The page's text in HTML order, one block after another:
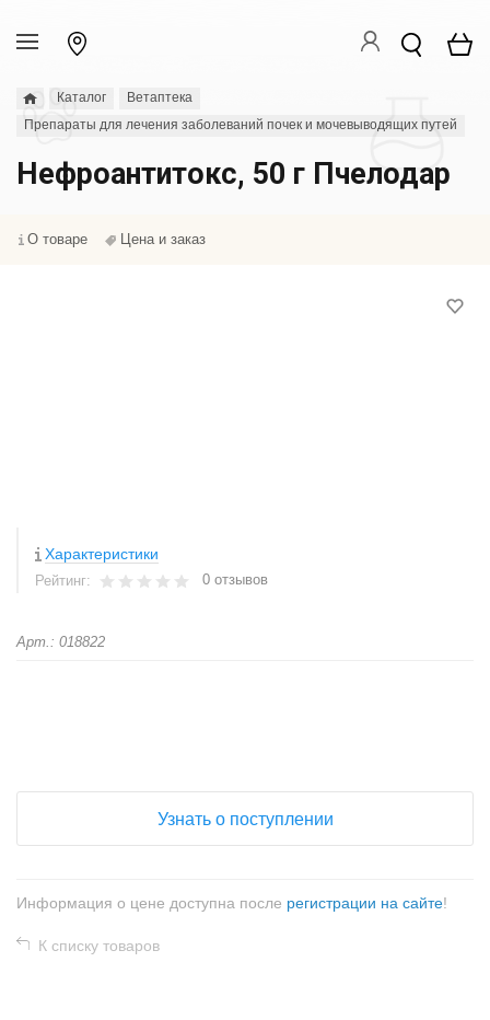
Каталог
Ветаптека
Препараты для лечения заболеваний почек и мочевыводящих путей
Нефроантитокс, 50 г Пчелодар
О товаре Цена и заказ
Характеристики
Рейтинг: 0 отзывов
Арт.: 018822
Узнать о поступлении
Информация о цене доступна после регистрации на сайте!
К списку товаров